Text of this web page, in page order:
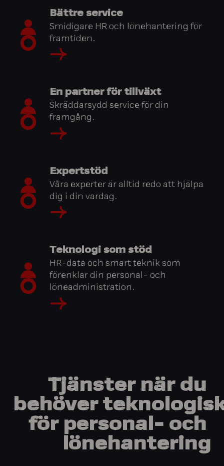
Bättre service
Smidigare HR och lönehantering för
framtiden.
En partner för tillväxt
Skräddarsydd service för din
framgång.
Expertstöd
Våra experter är alltid redo att hjälpa
dig i din vardag.
Teknologi som stöd
HR-data och smart teknik som
förenklar din personal- och
löneadministration.
Tjänster när du
behöver
för personal- och
lönehantering